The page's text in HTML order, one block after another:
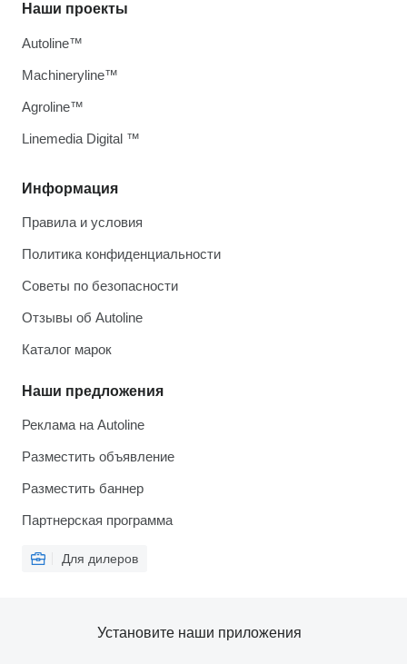
Информация
Правила и условия
Политика конфиденциальности
Советы по безопасности
Отзывы об Autoline
Каталог марок
Наши предложения
Реклама на Autoline
Разместить объявление
Разместить баннер
Партнерская программа
Для дилеров
Наши проекты
Autoline™
Machineryline™
Agroline™
Linemedia Digital ™
Установите наши приложения